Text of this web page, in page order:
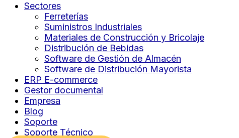
Sectores
Ferreterías
Suministros Industriales
Materiales de Construcción y Bricolaje
Distribución de Bebidas
Software de Gestión de Almacén
Software de Distribución Mayorista
ERP E-commerce
Gestor documental
Empresa
Blog
Soporte
Soporte Técnico